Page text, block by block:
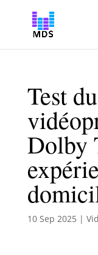
Test du
Dolby
10 Sep 2025|